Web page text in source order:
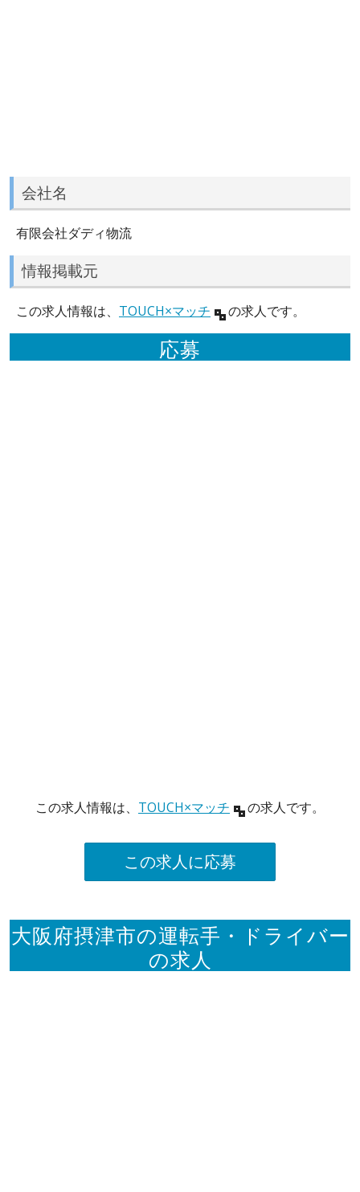
会社名
有限会社ダディ物流
情報掲載元
この求人情報は、 TOUCH×マッチ の求人です。
応募
この求人情報は、 TOUCH×マッチ の求人です。
この求人に応募
大阪府摂津市の運転手・ドライバー
の求人